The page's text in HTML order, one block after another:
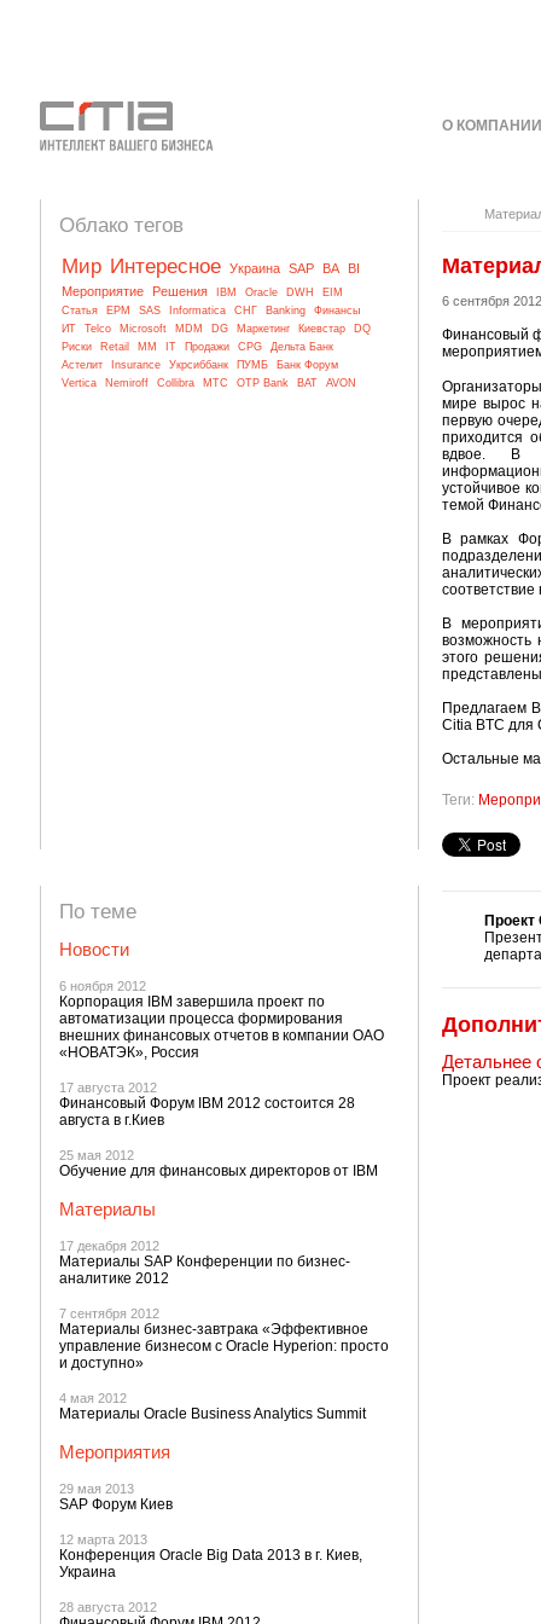
О
Облако тегов
Мир Интересное Украина SAP BA
BI
Мероприятие
Решения IBM Oracle DWH
EIM
Статья
EPM SAS Informatica СНГ Banking
Финансы
ИТ
Telco Microsoft MDM DG Маркетинг Киевстар
DQ
Риски
Retail MM IT Продажи CPG
Дельта Банк
Астелит
Insurance Укрсиббанк ПУМБ
Банк Форум
Vertica
Nemiroff Collibra МТС OTP Bank BAT AVON
По теме
Новости
6 ноября 2012
Корпорация IBM завершила проект по
автоматизации процесса формирования
внешних финансовых отчетов в компании ОАО
«НОВАТЭК», Россия
17 августа 2012
Финансовый Форум IBM 2012 состоится 28
августа в г.Киев
25 мая 2012
Обучение для финансовых директоров от IBM
Материалы
17 декабря 2012
Материалы SAP Конференции по бизнес-
аналитике 2012
7 сентября 2012
Материалы бизнес-завтрака «Эффективное
управление бизнесом с Oracle Hyperion: просто
и доступно»
4 мая 2012
Материалы Oracle Business Analytics Summit
Мероприятия
29 мая 2013
SAP Форум Киев
12 марта 2013
Конференция Oracle Big Data 2013 в г. Киев,
Украина
28 августа 2012
6 сентября 2012
Финансовый
мире вырос
первую
приходится
вдвое. В
устойчивое
темой
В рамках
В
возможность
этого
Предлагаем
Citia BTC для
Остальные
Теги:
Детальнее
Проект